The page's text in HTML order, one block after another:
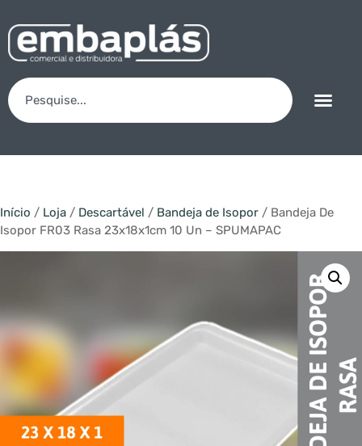
Início / Loja / Descartável / Bandeja de Isopor / Bandeja De
Isopor FR03 Rasa 23x18x1cm 10 Un – SPUMAPAC